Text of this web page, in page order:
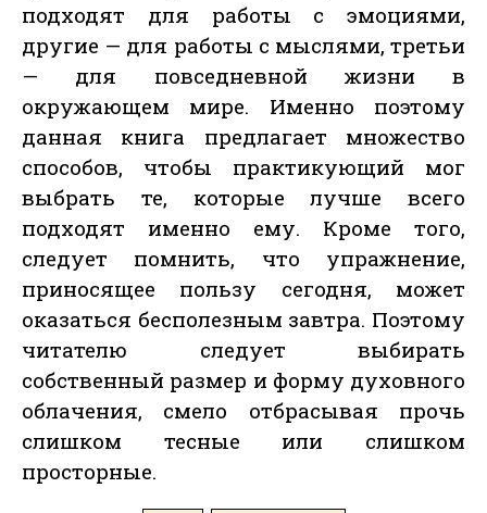
подходят для работы с эмоциями,
другие — для работы с мыслями, третьи
— для повседневной жизни в
окружающем мире. Именно поэтому
данная книга предлагает множество
способов, чтобы практикующий мог
выбрать те, которые лучше всего
подходят именно ему. Кроме того,
следует помнить, что упражнение,
приносящее пользу сегодня, может
оказаться бесполезным завтра. Поэтому
читателю следует выбирать
собственный размер и форму духовного
облачения, смело отбрасывая прочь
слишком тесные или слишком
просторные.